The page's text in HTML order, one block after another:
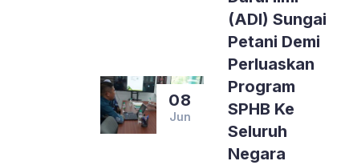
08
Jun
(ADI) Sungai
Petani Demi
Perluaskan
Program
SPHB Ke
Seluruh
Negara